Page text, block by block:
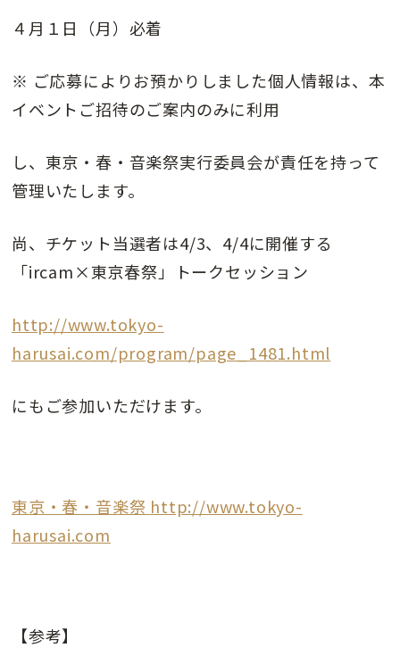
４月１日（月）必着
※ ご応募によりお預かりしました個人情報は、本
イベントご招待のご案内のみに利用
し、東京・春・音楽祭実行委員会が責任を持って
管理いたします。
尚、チケット当選者は4/3、4/4に開催する
「ircam×東京春祭」トークセッション
http://www.tokyo-
harusai.com/program/page_1481.html
にもご参加いただけます。
東京・春・音楽祭 http://www.tokyo-
harusai.com
【参考】